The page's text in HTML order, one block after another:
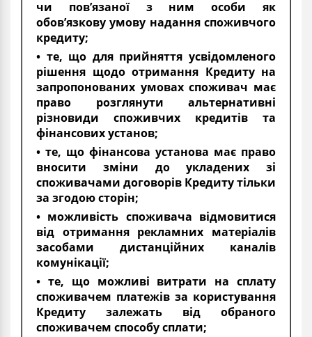
чи пов’язаної з ним особи як
обов’язкову умову надання споживчого
кредиту;
• те, що для прийняття усвідомленого
рішення щодо отримання Кредиту на
запропонованих умовах споживач має
право розглянути альтернативні
різновиди споживчих кредитів та
фінансових установ;
• те, що фінансова установа має право
вносити зміни до укладених зі
споживачами договорів Кредиту тільки
за згодою сторін;
• можливість споживача відмовитися
від отримання рекламних матеріалів
засобами дистанційних каналів
комунікації;
• те, що можливі витрати на сплату
споживачем платежів за користування
Кредиту залежать від обраного
споживачем способу сплати;